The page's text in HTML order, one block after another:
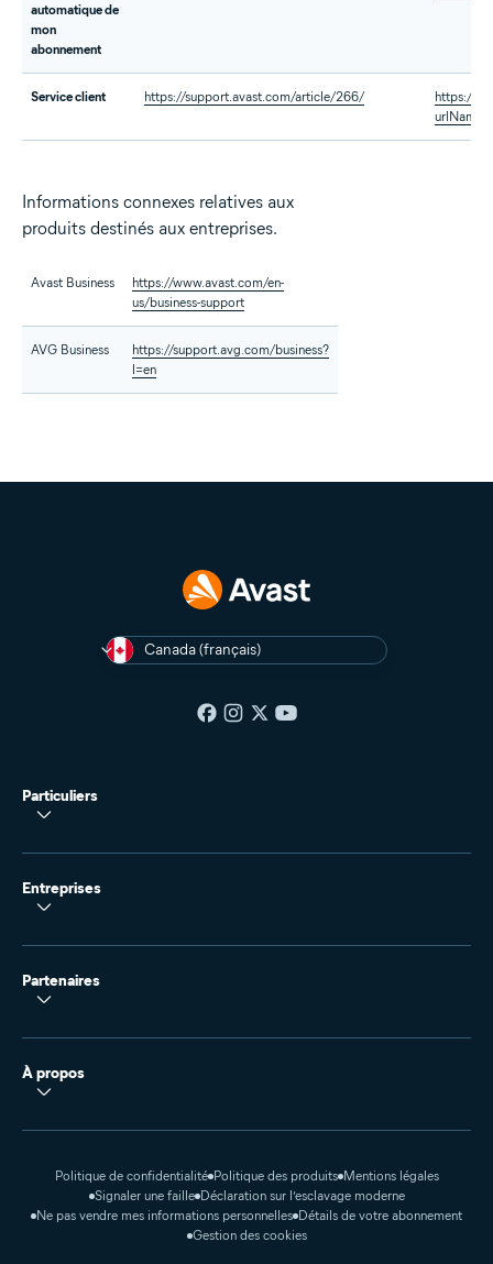
automatique de
mon
abonnement
Service client https://support.avast.com/article/266/
https://
Informations connexes relatives aux
produits destinés aux entreprises.
Avast Business
https://www.avast.com/en-
us/business-support
AVG Business
https://support.avg.com/business?
l=en
Canada (français)
Particuliers
Entreprises
Partenaires
À propos
Politique de confidentialité Politique des produits Mentions légales
Signaler une faille Déclaration sur l’esclavage moderne
Ne pas vendre mes informations personnelles Détails de votre abonnement
Gestion des cookies